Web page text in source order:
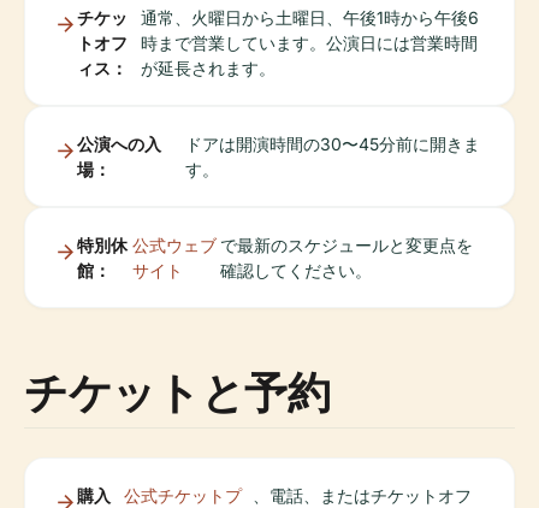
チケッ
トオフ
ィス：
通常、火曜日から土曜日、午後1時から午後6
時まで営業しています。公演日には営業時間
が延長されます。
公演への入
場：
ドアは開演時間の30〜45分前に開きま
す。
特別休
館：
公式ウェブ
サイト
で最新のスケジュールと変更点を
確認してください。
チケットと予約
購入
公式チケットプ
、電話、またはチケットオフ